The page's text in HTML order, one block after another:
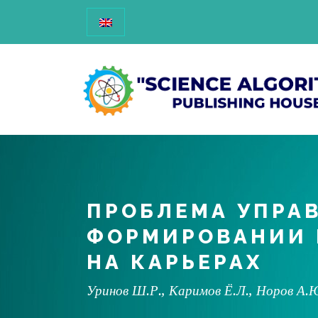
ПРОБЛЕМА
ФОРМИРОВАНИИ
НА КАРЬЕРАХ
Уринов Ш.Р., Каримов Ё.Л., Норов